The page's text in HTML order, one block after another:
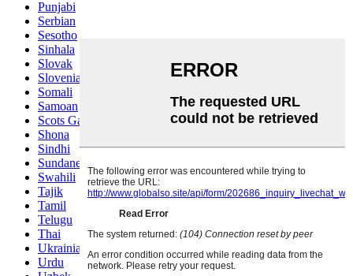
Punjabi
Serbian
Sesotho
Sinhala
Slovak
Slovenian
Somali
Samoan
Scots Gaelic
Shona
Sindhi
Sundanese
Swahili
Tajik
Tamil
Telugu
Thai
Ukrainian
Urdu